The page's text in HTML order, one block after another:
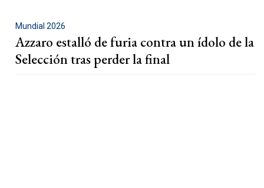
Mundial 2026
Azzaro estalló de furia contra un ídolo de la
Selección tras perder la final